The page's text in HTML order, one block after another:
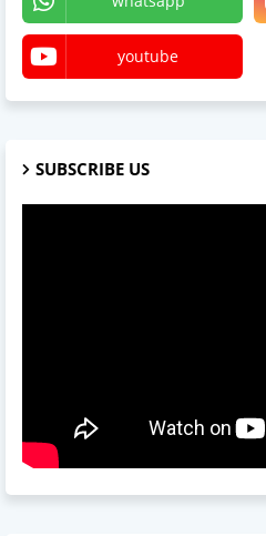
youtube
SUBSCRIBE US